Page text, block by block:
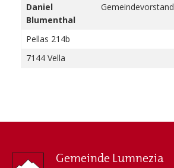
Daniel
Blumenthal
Gemeindevorstand
Pellas 214b
7144 Vella
Gemeinde Lumnezia